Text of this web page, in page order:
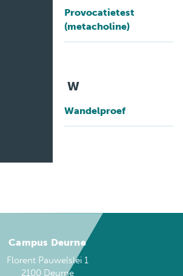
Provocatietest
(metacholine)
W
Wandelproef
Campus Deurne
Florent Pauwelslei 1
2100 Deurne